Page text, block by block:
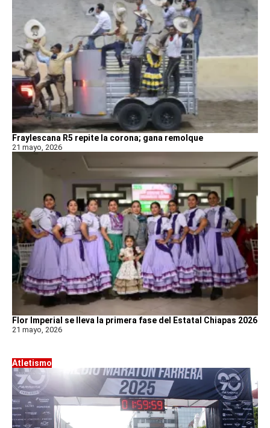
Fraylescana R5 repite la corona; gana remolque
21 mayo, 2026
Flor Imperial se lleva la primera fase del Estatal Chiapas 2026
21 mayo, 2026
Atletismo